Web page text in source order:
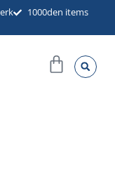
1000den items